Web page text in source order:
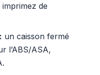
de
un caisson fermé
l’ABS/ASA,